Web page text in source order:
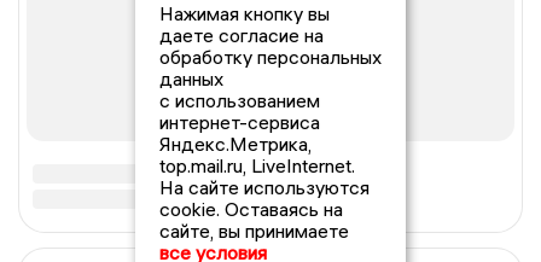
Нажимая кнопку вы
даете согласие на
обработку персональных
данных
с использованием
интернет-сервиса
Яндекс.Метрика,
top.mail.ru, LiveInternet.
На сайте используются
cookie. Оставаясь на
сайте, вы принимаете
все условия